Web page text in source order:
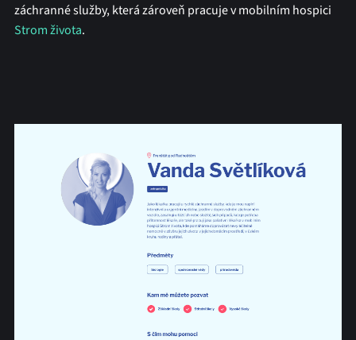
záchranné služby, která zároveň pracuje v mobilním hospici
Strom života.